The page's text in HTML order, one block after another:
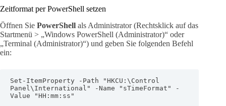
Zeitformat per PowerShell setzen
Öffnen Sie PowerShell als Administrator (Rechtsklick auf das
Startmenü > „Windows PowerShell (Administrator)“ oder
„Terminal (Administrator)“) und geben Sie folgenden Befehl
ein:
Set-ItemProperty -Path "HKCU:\Control
Panel\International" -Name "sTimeFormat" -
Value "HH:mm:ss"